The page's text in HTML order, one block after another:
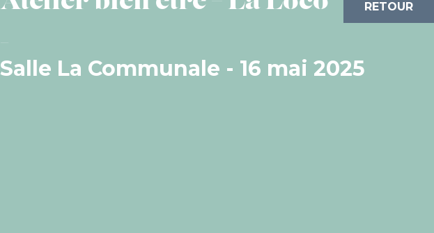
RETOUR
Salle La Communale - 16 mai 2025